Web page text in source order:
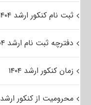
ثبت نام کنکور ارشد ۱۴۰۴
دفترچه ثبت نام ارشد ۱۴۰۴
زمان کنکور ارشد ۱۴۰۴
محرومیت از کنکور ارشد